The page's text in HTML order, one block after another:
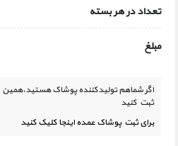
تعداد در هر بسته
مبلغ
اگر شماهم تولیدکننده پوشاک هستید،همین
ثبت کنید
برای ثبت پوشاک عمده اینجا کلیک کنید